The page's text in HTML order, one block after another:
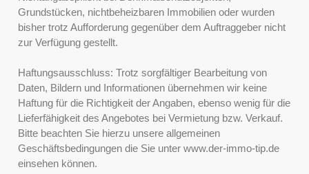
Grundstücken, nichtbeheizbaren Immobilien oder wurden
bisher trotz Aufforderung gegenüber dem Auftraggeber nicht
zur Verfügung gestellt.
Haftungsausschluss: Trotz sorgfältiger Bearbeitung von
Daten, Bildern und Informationen übernehmen wir keine
Haftung für die Richtigkeit der Angaben, ebenso wenig für die
Lieferfähigkeit des Angebotes bei Vermietung bzw. Verkauf.
Bitte beachten Sie hierzu unsere allgemeinen
Geschäftsbedingungen die Sie unter www.der-immo-tip.de
einsehen können.